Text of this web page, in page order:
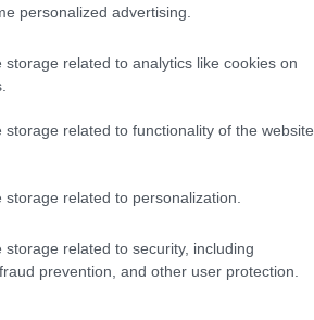
personalized advertising.
related to analytics like cookies on
related to functionality of the website
related to personalization.
related to security, including
prevention, and other user protection.
ékszereket és
tekinthetik meg a
köztük a hologramot, a
Rubik Ernőről, a Rubik-
Beyond the Rubik’s Cube